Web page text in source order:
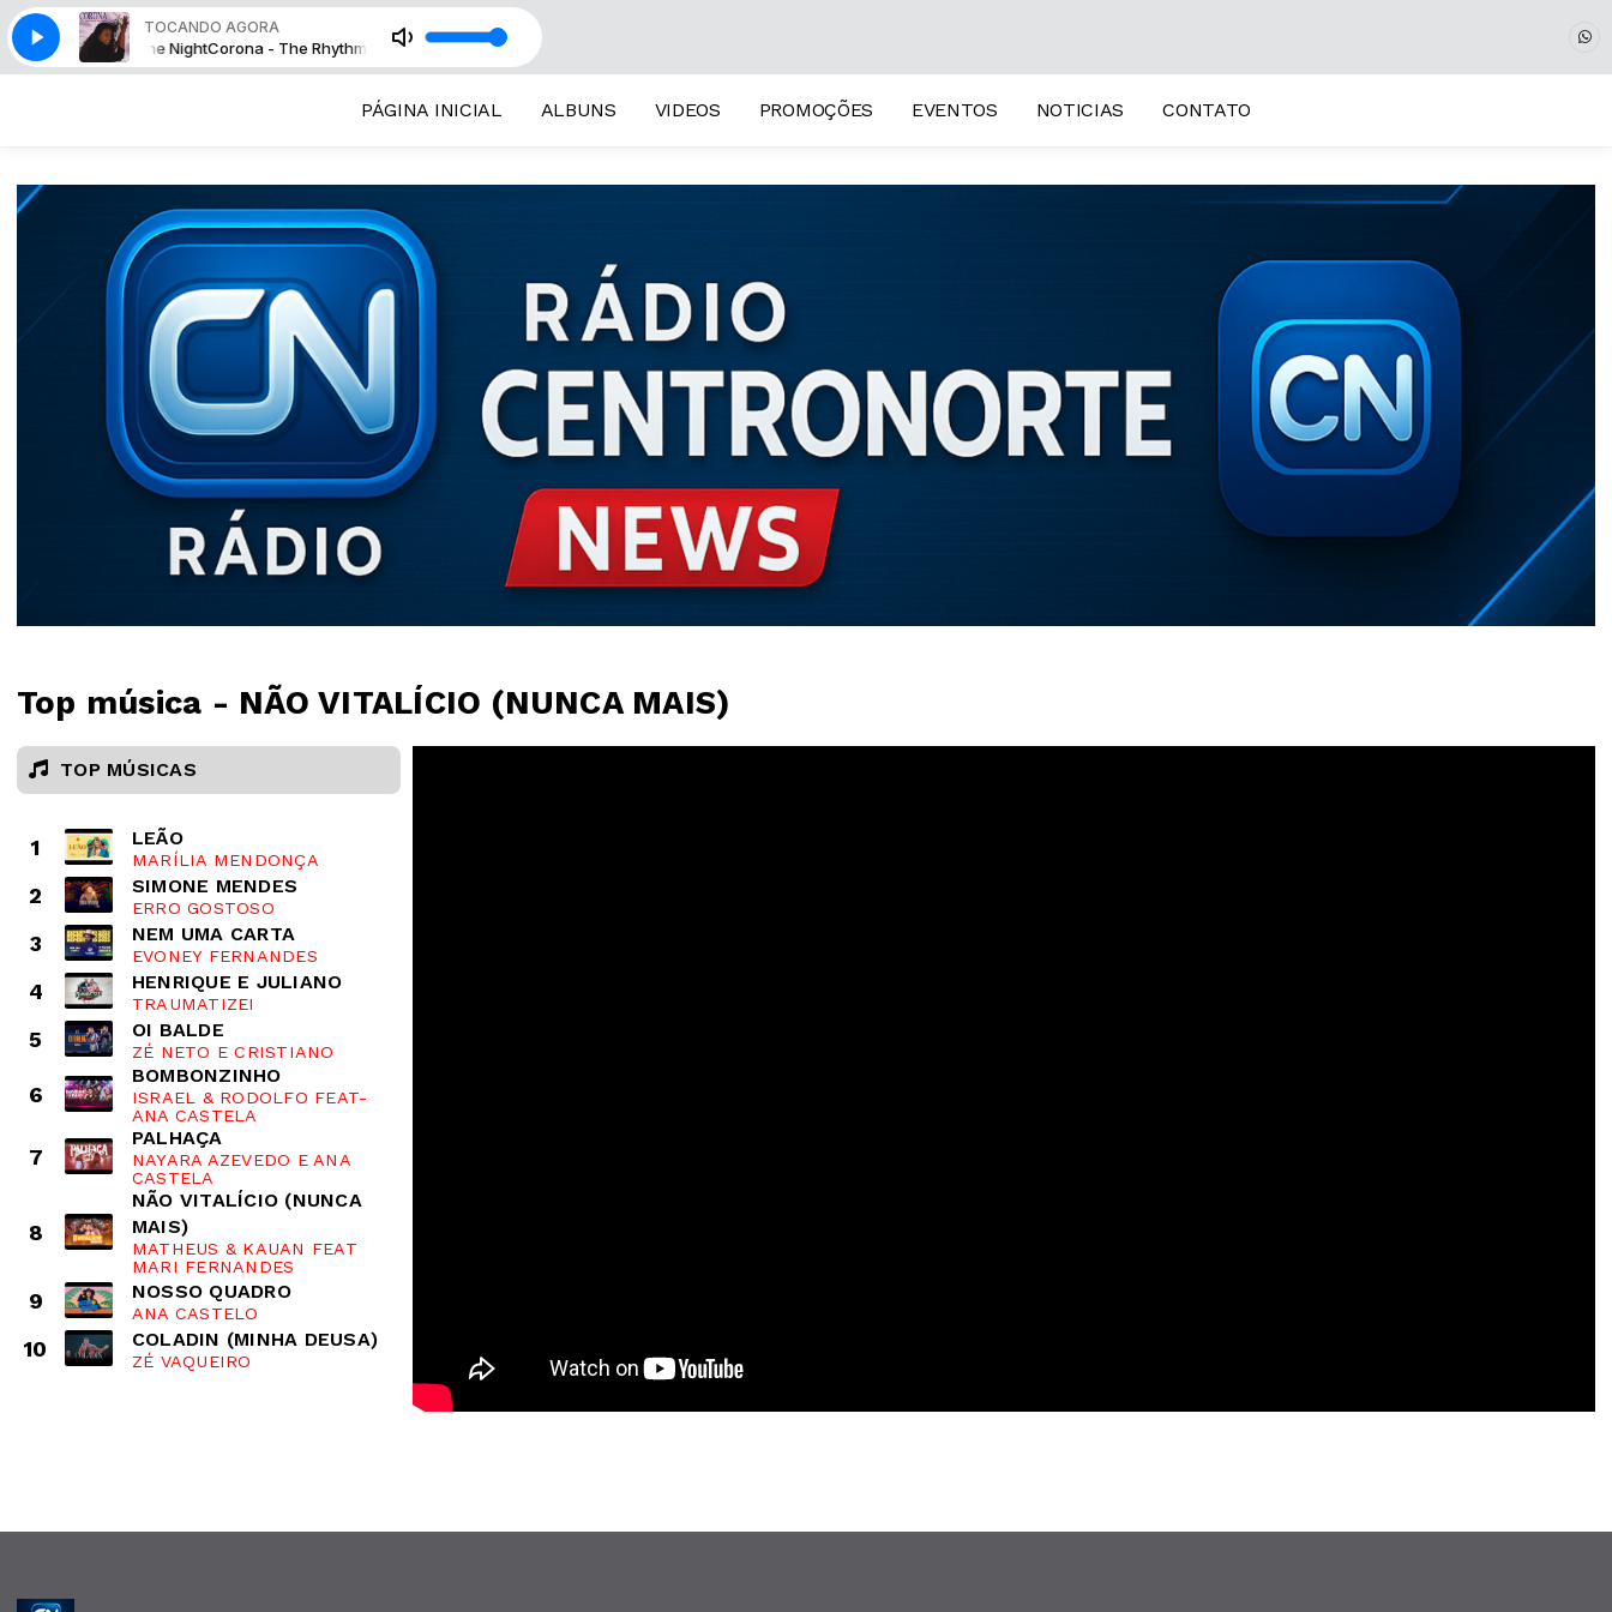
TOCANDO AGORA
Rhythm of the NightCorona - The Rhythm of the Night
PÁGINA INICIAL ALBUNS VIDEOS PROMOÇÕES EVENTOS NOTICIAS CONTATO
Top música - NÃO VITALÍCIO (NUNCA MAIS)
TOP MÚSICAS
1 LEÃO
MARÍLIA MENDONÇA
2 SIMONE MENDES
ERRO GOSTOSO
3 NEM UMA CARTA
EVONEY FERNANDES
4 HENRIQUE E JULIANO
TRAUMATIZEI
5 OI BALDE
ZÉ NETO E CRISTIANO
6
BOMBONZINHO
ISRAEL & RODOLFO FEAT-
ANA CASTELA
7
PALHAÇA
NAYARA AZEVEDO E ANA
CASTELA
8
NÃO VITALÍCIO (NUNCA
MAIS)
MATHEUS & KAUAN FEAT
MARI FERNANDES
9 NOSSO QUADRO
ANA CASTELO
10 COLADIN (MINHA DEUSA)
ZÉ VAQUEIRO